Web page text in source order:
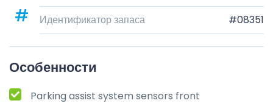
Идентификатор запаса
#08351
Особенности
Parking assist system sensors front